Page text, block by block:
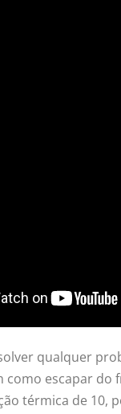
qualquer
como escapar do
térmica de 10,